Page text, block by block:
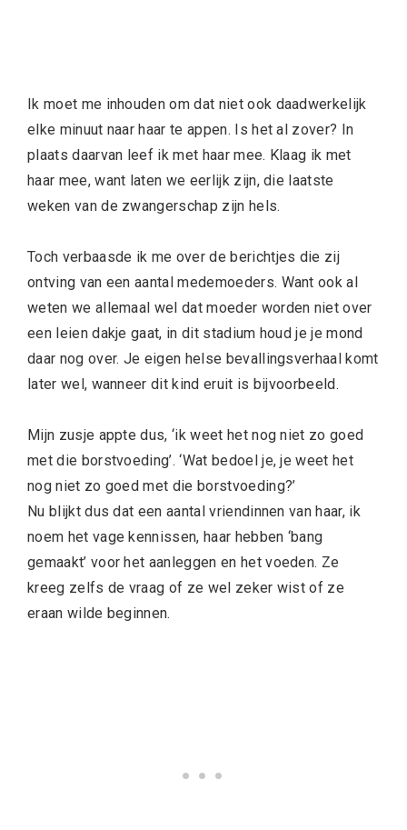
Ik moet me inhouden om dat niet ook daadwerkelijk
elke minuut naar haar te appen. Is het al zover? In
plaats daarvan leef ik met haar mee. Klaag ik met
haar mee, want laten we eerlijk zijn, die laatste
weken van de zwangerschap zijn hels.
Toch verbaasde ik me over de berichtjes die zij
ontving van een aantal medemoeders. Want ook al
weten we allemaal wel dat moeder worden niet over
een leien dakje gaat, in dit stadium houd je je mond
daar nog over. Je eigen helse bevallingsverhaal komt
later wel, wanneer dit kind eruit is bijvoorbeeld.
Mijn zusje appte dus, ‘ik weet het nog niet zo goed
met die borstvoeding’. ‘Wat bedoel je, je weet het
nog niet zo goed met die borstvoeding?’
Nu blijkt dus dat een aantal vriendinnen van haar, ik
noem het vage kennissen, haar hebben ‘bang
gemaakt’ voor het aanleggen en het voeden. Ze
kreeg zelfs de vraag of ze wel zeker wist of ze
eraan wilde beginnen.